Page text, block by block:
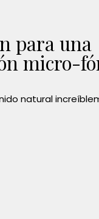
para una
micro-
natural